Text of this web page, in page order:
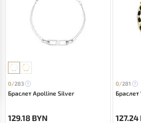
0/283
Браслет Apolline Silver
129.18 BYN
0/281
127.24